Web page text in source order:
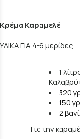
Κρέμα Καραμελέ
ΥΛΙΚΑ ΓΙΑ 4-6 μερίδες
1
320
150
2
Για την